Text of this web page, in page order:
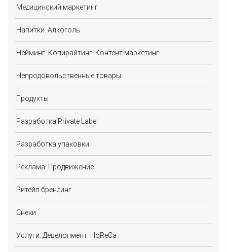
Медицинский маркетинг
Напитки. Алкоголь
Нейминг. Копирайтинг. Контент маркетинг
Непродовольственные товары
Продукты
Разработка Private Label
Разработка упаковки
Реклама. Продвижение
Ритейл брендинг
Снеки
Услуги. Девелопмент. HoReCa